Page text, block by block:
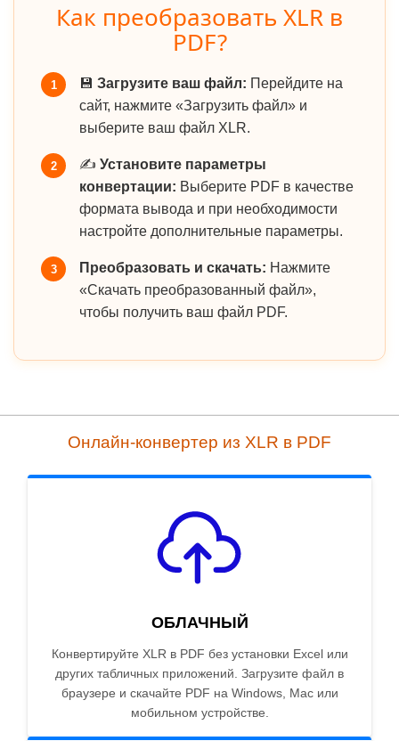
Как преобразовать XLR в
PDF?
1 💾 Загрузите ваш файл: Перейдите на
сайт, нажмите «Загрузить файл» и
выберите ваш файл XLR.
2 ✍️ Установите параметры
конвертации: Выберите PDF в качестве
формата вывода и при необходимости
настройте дополнительные параметры.
3 Преобразовать и скачать: Нажмите
«Скачать преобразованный файл»,
чтобы получить ваш файл PDF.
Онлайн-конвертер из XLR в PDF
ОБЛАЧНЫЙ
Конвертируйте XLR в PDF без установки Excel или
других табличных приложений. Загрузите файл в
браузере и скачайте PDF на Windows, Mac или
мобильном устройстве.